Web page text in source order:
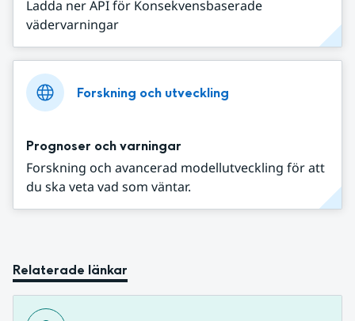
Ladda ner API för Konsekvensbaserade
vädervarningar
Forskning och utveckling
Prognoser och varningar
Forskning och avancerad modellutveckling för att
du ska veta vad som väntar.
Relaterade länkar